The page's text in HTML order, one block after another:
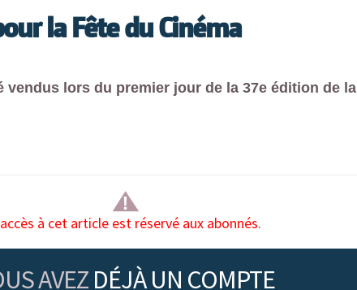
la Fête du Cinéma
vendus lors du premier jour de la 37e édition de la
à cet article est réservé aux abonnés.
AVEZ DÉJÀ UN COMPTE